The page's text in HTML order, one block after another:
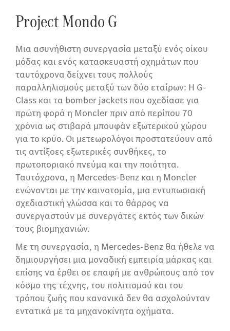
Project Mondo G
Μια ασυνήθιστη συνεργασία μεταξύ ενός οίκου
μόδας και ενός κατασκευαστή οχημάτων που
ταυτόχρονα δείχνει τους πολλούς
παραλληλισμούς μεταξύ των δύο εταίρων: Η G-
Class και τα bomber jackets που σχεδίασε για
πρώτη φορά η Moncler πριν από περίπου 70
χρόνια ως στιβαρά μπουφάν εξωτερικού χώρου
για το κρύο. Οι μετεωρολόγοι προστατεύουν από
τις αντίξοες εξωτερικές συνθήκες, το
πρωτοποριακό πνεύμα και την ποιότητα.
Ταυτόχρονα, η Mercedes-Benz και η Moncler
ενώνονται με την καινοτομία, μια εντυπωσιακή
σχεδιαστική γλώσσα και το θάρρος να
συνεργαστούν με συνεργάτες εκτός των δικών
τους βιομηχανιών.
Με τη συνεργασία, η Mercedes-Benz θα ήθελε να
δημιουργήσει μια μοναδική εμπειρία μάρκας και
επίσης να έρθει σε επαφή με ανθρώπους από τον
κόσμο της τέχνης, του πολιτισμού και του
τρόπου ζωής που κανονικά δεν θα ασχολούνταν
εντατικά με τα μηχανοκίνητα οχήματα.